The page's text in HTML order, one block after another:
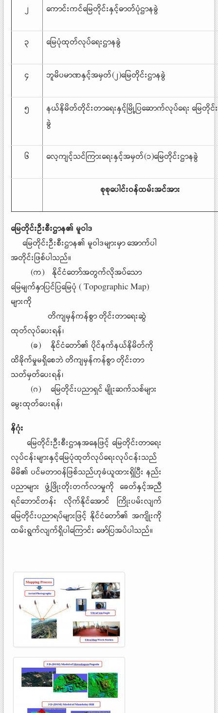
၂ ကောင်းကင်မြေတိုင်းနှင့်ဓာတ်ပုံဌာနခွဲ
၃ မြေပုံထုတ်လုပ်ရေးဌာနခွဲ
၄ ဘူမိပမာဏနှင့်အမှတ်(၂)မြေတိုင်းဌာနခွဲ
၅
နယ်နိမိတ်တိုင်းတာရေးနှင့်မြို့ပြဆောက်လုပ်ရေး မြေတိုင်
ခွဲ
၆ လေ့ကျင့်သင်ကြားရေးနှင့်အမှတ်(၁)မြေတိုင်းဌာနခွဲ
စုစုပေါင်းဝန်ထမ်းအင်အား
မြေတိုင်းဦးစီးဌာန၏ မူဝါဒ
မြေတိုင်းဦးစီးဌာန၏ မူဝါဒများမှာ အောက်ပါ
အတိုင်းဖြစ်ပါသည်။
(က) နိုင်ငံတော်အတွက်လိုအပ်သော
မြေမျက်နှာပြင်ပြမြေပုံ ( Topographic Map)
များကို
တိကျမှန်ကန်စွာ တိုင်းတာရေးဆွဲ
ထုတ်လုပ်ပေးရန်၊
(ခ) နိုင်ငံတော်၏ ပိုင်နက်နယ်နိမိတ်ကို
ထိခိုက်မှုမရှိစေဘဲ တိကျမှန်ကန်စွာ တိုင်းတာ
သတ်မှတ်ပေးရန်၊
(ဂ) မြေတိုင်းပညာရှင် မျိုးဆက်သစ်များ
မွေးထုတ်ပေးရန်၊
နိဂုံး
မြေတိုင်းဦးစီးဌာနအနေဖြင့် မြေတိုင်းတာရေး
လုပ်ငန်းများနှင့်မြေပုံထုတ်လုပ်ရေးလုပ်ငန်းသည်
မိမိ၏ ပင်မတာဝန်ဖြစ်သည်ဟုခံယူထားရှိပြီး နည်း
ပညာများ ဖွံ့ဖြိုးတိုးတက်လာမှုကို ခေတ်နှင့်အညီ
ရင်ဘောင်တန်း လိုက်နိုင်အောင် ကြိုးပမ်းလျက်
မြေတိုင်းပညာရပ်များဖြင့် နိုင်ငံတော်၏ အကျိုးကို
ထမ်းရွက်လျက်ရှိပါကြောင်း ဖော်ပြအပ်ပါသည်။